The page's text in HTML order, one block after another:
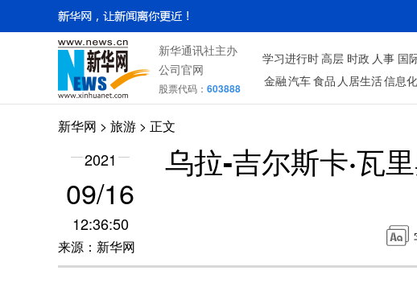
新华通讯社主办
公司官网
股票代码： 603888
学习进行时高层 时政 人事 国
金融汽车食品 人居生活信息化
新华网 > 旅游 > 正文
2021
09/16
12:36:50
来源：新华网
乌拉-吉尔斯卡·瓦